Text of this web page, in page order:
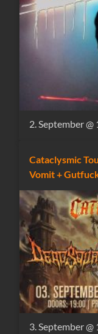
2. September @
Cataclysmic
Vomit +
3. September @